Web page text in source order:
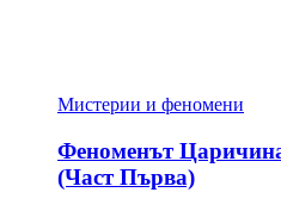
Мистерии и феномени
Феноменът
(Част Първа)